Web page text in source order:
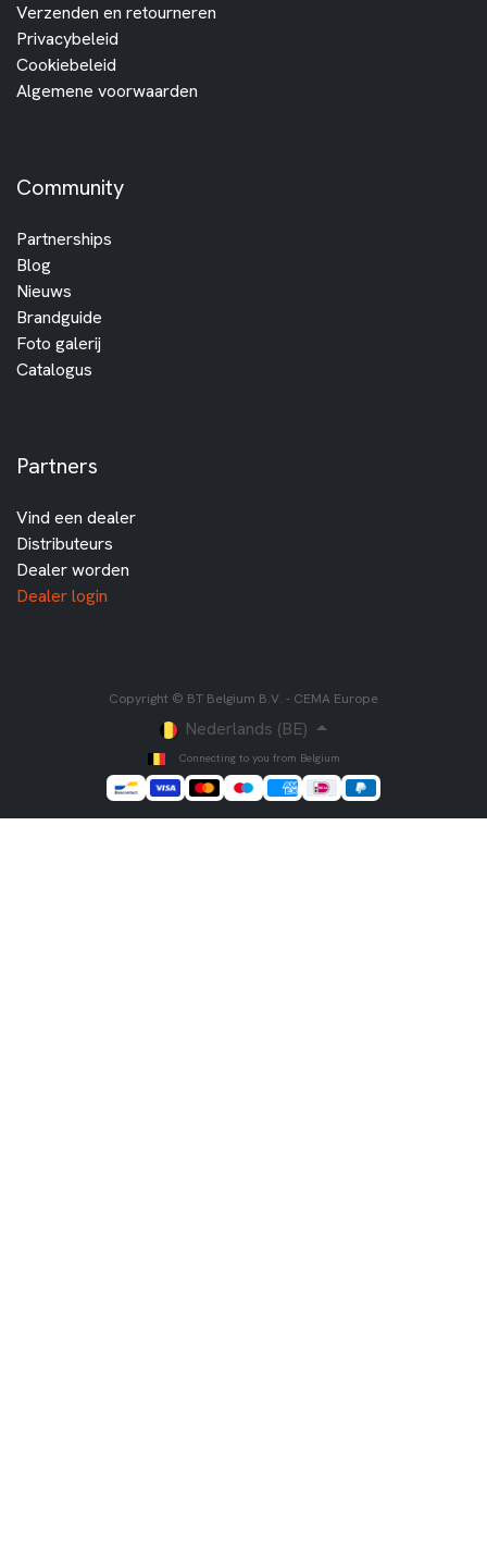
Verzenden en retourneren
Privacybeleid
Cookiebeleid
Algemene voorwaarden
Community
Partnerships
Blog
Nieuws
Brandguide
Foto galerij
Catalogus
Partners
Vind een dealer
Distributeurs
Dealer worden
Dealer login
Copyright © BT Belgium B.V. - CEMA Europe
Nederlands (BE)
Connecting to you from Belgium